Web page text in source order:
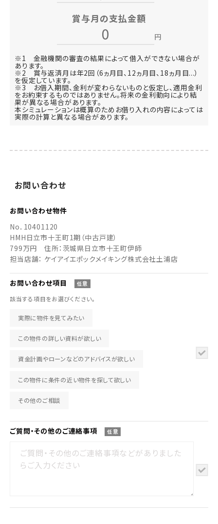
賞与月の支払金額
円
※1 金融機関の審査の結果によって借入ができない場合が
あります。
※2 賞与返済月は年2回（6ヵ月目、12ヵ月目、18ヵ月目...）
を仮定しています。
※3 お借入期間、金利が変わらないものと仮定し、適用金利
をお約束するものではありません。将来の金利動向により結
果が異なる場合があります。
本シミュレーションは概算のためお借り入れの内容によっては
実際の計算と異なる場合があります。
お問い合わせ
お問い合わせ物件
No． 10401120
HMH日立市十王町1期（中古戸建）
799万円 住所：茨城県日立市十王町伊師
担当店舗： ケイアイエポックメイキング株式会社土浦店
お問い合わせ項目 任意
該当する項目をお選びください。
実際に物件を見てみたい
この物件の詳しい資料が欲しい
資金計画やローンなどのアドバイスが欲しい
この物件に条件の近い物件を探して欲しい
その他のご相談
ご質問・その他のご連絡事項 任意